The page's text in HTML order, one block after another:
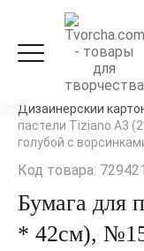
Дизайнерский
пастели Tiziano A3
голубой с
Код товара:
Бумага для
* 42см),